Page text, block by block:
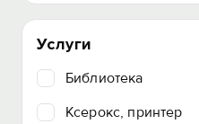
Услуги
Библиотека
Ксерокс, принтер